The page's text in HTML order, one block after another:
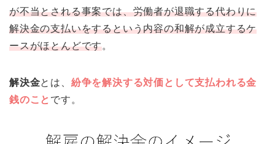
が不当とされる事案では、労働者が退職する代わりに
解決金の支払いをするという内容の和解が成立するケ
ースがほとんどです。
解決金とは、 紛争を解決する対価として支払われる金
銭のこと です。